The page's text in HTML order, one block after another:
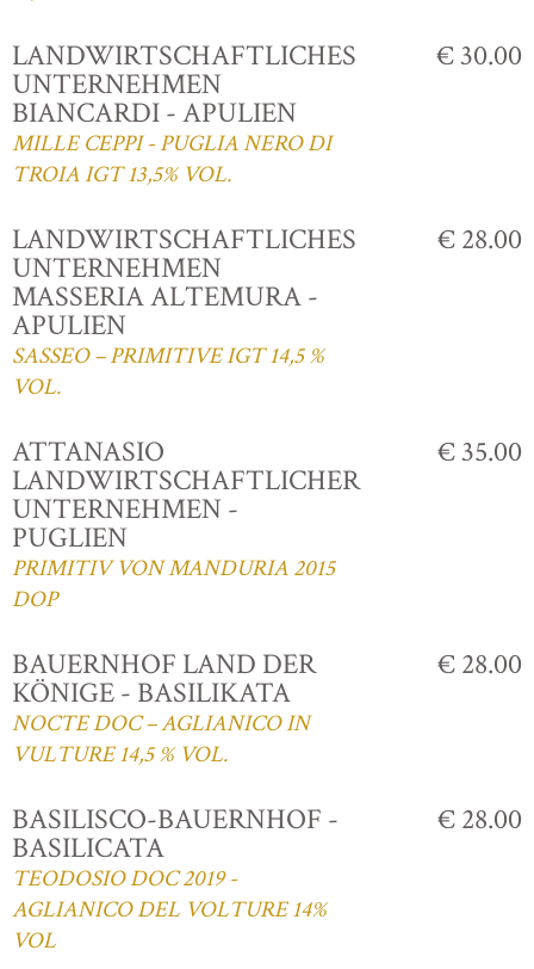
LANDWIRTSCHAFTLICHES
UNTERNEHMEN
BIANCARDI - APULIEN
MILLE CEPPI - PUGLIA NERO DI
TROIA IGT 13,5% VOL.
€ 30.00
LANDWIRTSCHAFTLICHES
UNTERNEHMEN
MASSERIA ALTEMURA -
APULIEN
SASSEO – PRIMITIVE IGT 14,5 %
VOL.
€ 28.00
ATTANASIO
LANDWIRTSCHAFTLICHER
UNTERNEHMEN -
PUGLIEN
PRIMITIV VON MANDURIA 2015
DOP
€ 35.00
BAUERNHOF LAND DER
KÖNIGE - BASILIKATA
NOCTE DOC – AGLIANICO IN
VULTURE 14,5 % VOL.
€ 28.00
BASILISCO-BAUERNHOF -
BASILICATA
TEODOSIO DOC 2019 -
AGLIANICO DEL VOLTURE 14%
VOL
€ 28.00